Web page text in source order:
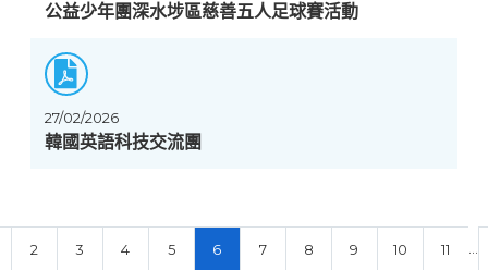
公益少年團深水埗區慈善五人足球賽活動
27/02/2026
韓國英語科技交流團
2 3 4 5 6 7 8 9 10 11